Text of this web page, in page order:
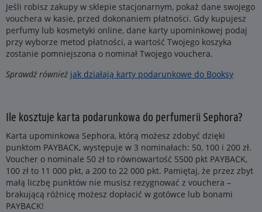
Jeśli robisz zakupy w sklepie stacjonarnym, pokaż dane swojego
vouchera w kasie, przed dokonaniem płatności. Gdy kupujesz
perfumy lub kosmetyki online, dane karty upominkowej podaj
przy wyborze metod płatności, a wartość Twojego koszyka
zostanie pomniejszona o nominał Twojego vouchera.
Sprawdź również jak działają karty podarunkowe do Booksy
Ile kosztuje karta podarunkowa do perfumerii Sephora?
Karta upominkowa Sephora, którą możesz zdobyć dzięki
punktom PAYBACK, występuje w 3 nominałach: 50, 100 i 200 zł.
Voucher o nominale 50 zł to równowartość 5500 pkt PAYBACK,
100 zł to 11 000 pkt, a 200 to 22 000 pkt. Pamiętaj, że przez zbyt
małą liczbę punktów nie musisz rezygnować z vouchera –
brakującą różnicę możesz dopłacić w gotówce lub bonami
PAYBACK!